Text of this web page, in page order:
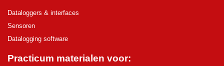
Dataloggers & interfaces
Sensoren
Datalogging software
Practicum materialen voor: